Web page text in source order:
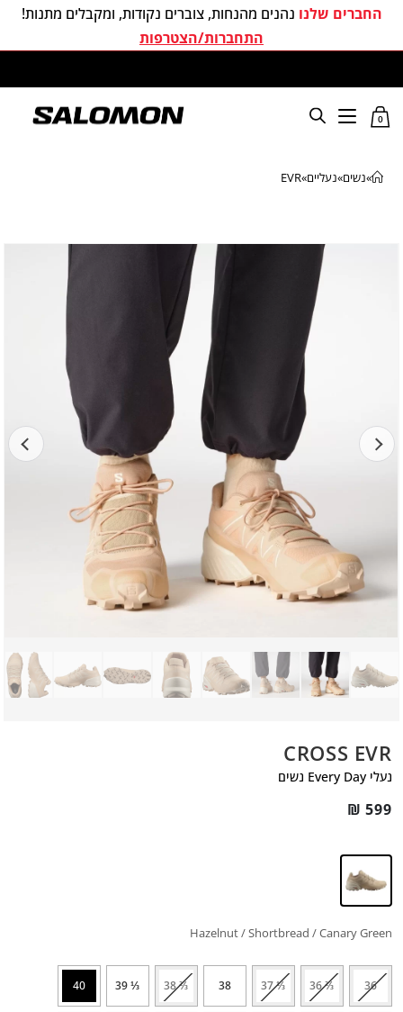
החברים שלנו נהנים מהנחות, צוברים נקודות, ומקבלים מתנות!
התחברות/הצטרפות
0
»נשים»נעליים»
EVR
CROSS EVR
נעלי Every Day נשים
₪ 599
Hazelnut / Shortbread / Canary Green
36
⅔ 36
⅓ 37
38
⅔ 38
⅓ 39
40